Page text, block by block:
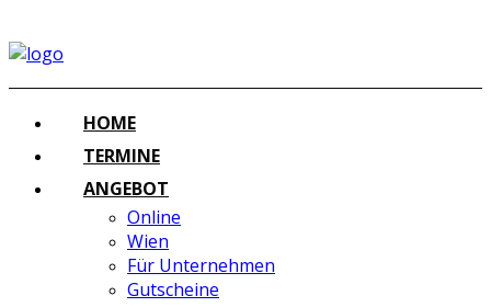
HOME
TERMINE
ANGEBOT
Online
Wien
Für Unternehmen
Gutscheine